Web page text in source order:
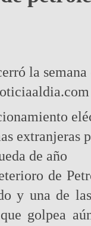
extranjeras
de año
de
y una de
golpea